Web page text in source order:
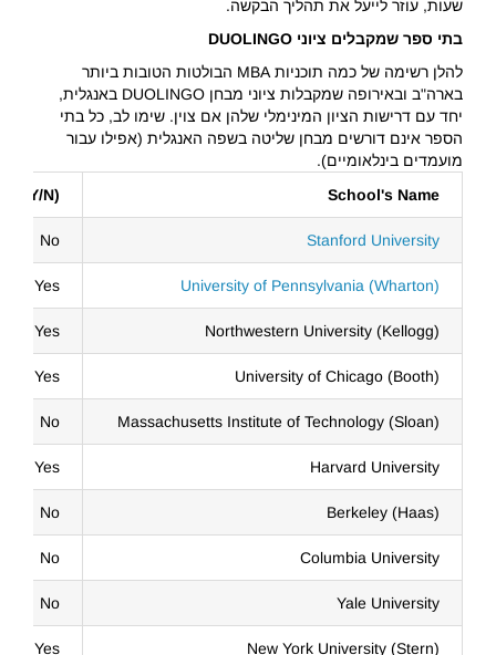
שעות, עוזר לייעל את תהליך הבקשה.
בתי ספר שמקבלים ציוני DUOLINGO
להלן רשימה של כמה תוכניות MBA הבולטות הטובות ביותר
בארה"ב ובאירופה שמקבלות ציוני מבחן DUOLINGO באנגלית,
יחד עם דרישות הציון המינימלי שלהן אם צוין. שימו לב, כל בתי
הספר אינם דורשים מבחן שליטה בשפה האנגלית (אפילו עבור
מועמדים בינלאומיים).
School's Name
(Y/N)
Stanford University
No
University of Pennsylvania (Wharton)
Yes
Northwestern University (Kellogg)
Yes
University of Chicago (Booth)
Yes
Massachusetts Institute of Technology (Sloan)
No
Harvard University
Yes
Berkeley (Haas)
No
Columbia University
No
Yale University
No
New York University (Stern)
Yes